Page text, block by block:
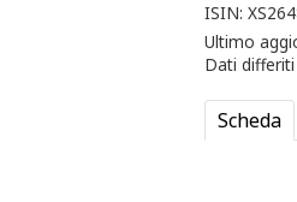
ISIN:
Ultimo
Dati
Scheda